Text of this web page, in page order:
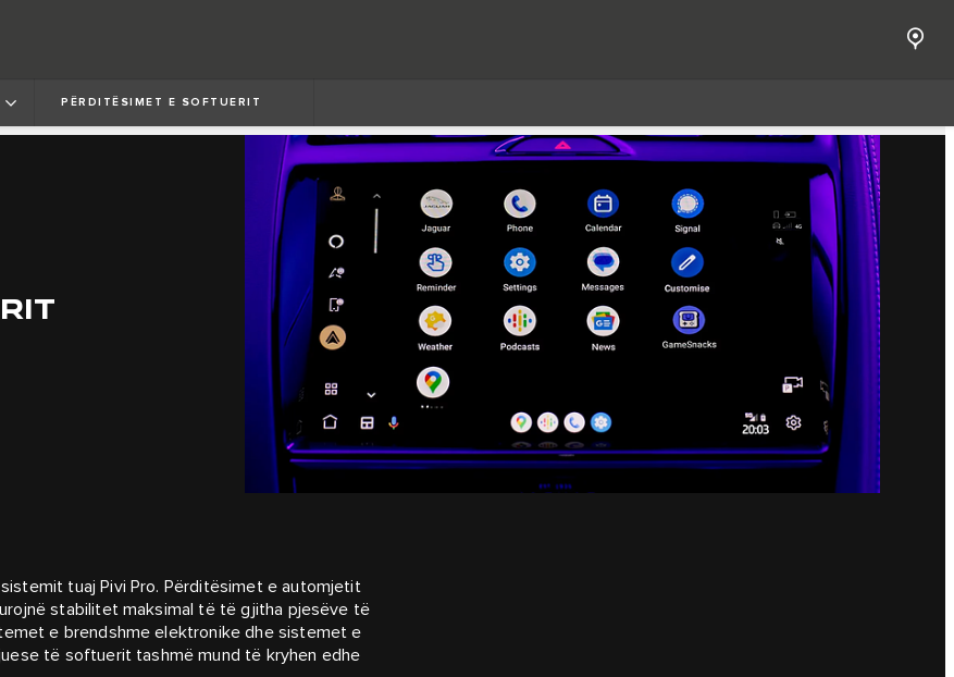
PËRDITËSIMET E SOFTUERIT
tuaj Pivi Pro. Përditësimet e automjetit
stabilitet maksimal të të gjitha pjesëve të
e brendshme elektronike dhe sistemet e
të softuerit tashmë mund të kryhen edhe